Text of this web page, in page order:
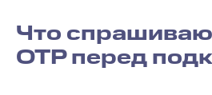
Что
OTP перед